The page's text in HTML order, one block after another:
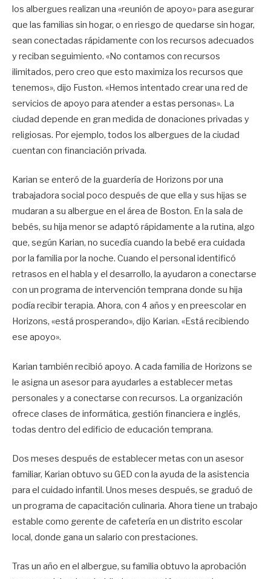
los albergues realizan una «reunión de apoyo» para asegurar
que las familias sin hogar, o en riesgo de quedarse sin hogar,
sean conectadas rápidamente con los recursos adecuados
y reciban seguimiento. «No contamos con recursos
ilimitados, pero creo que esto maximiza los recursos que
tenemos», dijo Fuston. «Hemos intentado crear una red de
servicios de apoyo para atender a estas personas». La
ciudad depende en gran medida de donaciones privadas y
religiosas. Por ejemplo, todos los albergues de la ciudad
cuentan con financiación privada.
Karian se enteró de la guardería de Horizons por una
trabajadora social poco después de que ella y sus hijas se
mudaran a su albergue en el área de Boston. En la sala de
bebés, su hija menor se adaptó rápidamente a la rutina, algo
que, según Karian, no sucedía cuando la bebé era cuidada
por la familia por la noche. Cuando el personal identificó
retrasos en el habla y el desarrollo, la ayudaron a conectarse
con un programa de intervención temprana donde su hija
podía recibir terapia. Ahora, con 4 años y en preescolar en
Horizons, «está prosperando», dijo Karian. «Está recibiendo
ese apoyo».
Karian también recibió apoyo. A cada familia de Horizons se
le asigna un asesor para ayudarles a establecer metas
personales y a conectarse con recursos. La organización
ofrece clases de informática, gestión financiera e inglés,
todas dentro del edificio de educación temprana.
Dos meses después de establecer metas con un asesor
familiar, Karian obtuvo su GED con la ayuda de la asistencia
para el cuidado infantil. Unos meses después, se graduó de
un programa de capacitación culinaria. Ahora tiene un trabajo
estable como gerente de cafetería en un distrito escolar
local, donde gana un salario con prestaciones.
Tras un año en el albergue, su familia obtuvo la aprobación